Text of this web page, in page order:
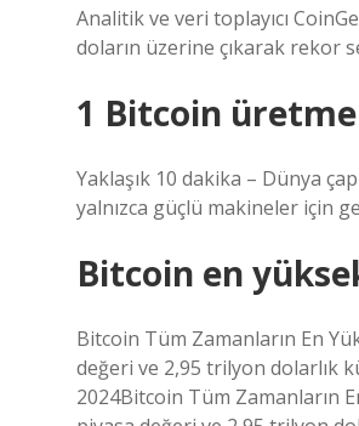
Analitik ve veri toplayıcı
doların üzerine çıkarak rekor
1 Bitcoin
Yaklaşık 10 dakika – Dünya
yalnızca güçlü makineler için
Bitcoin en
Bitcoin Tüm Zamanların En
değeri ve 2,95 trilyon dolarlık
2024Bitcoin Tüm Zamanların